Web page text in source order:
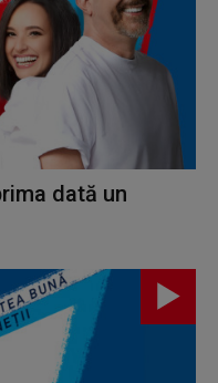
dată un